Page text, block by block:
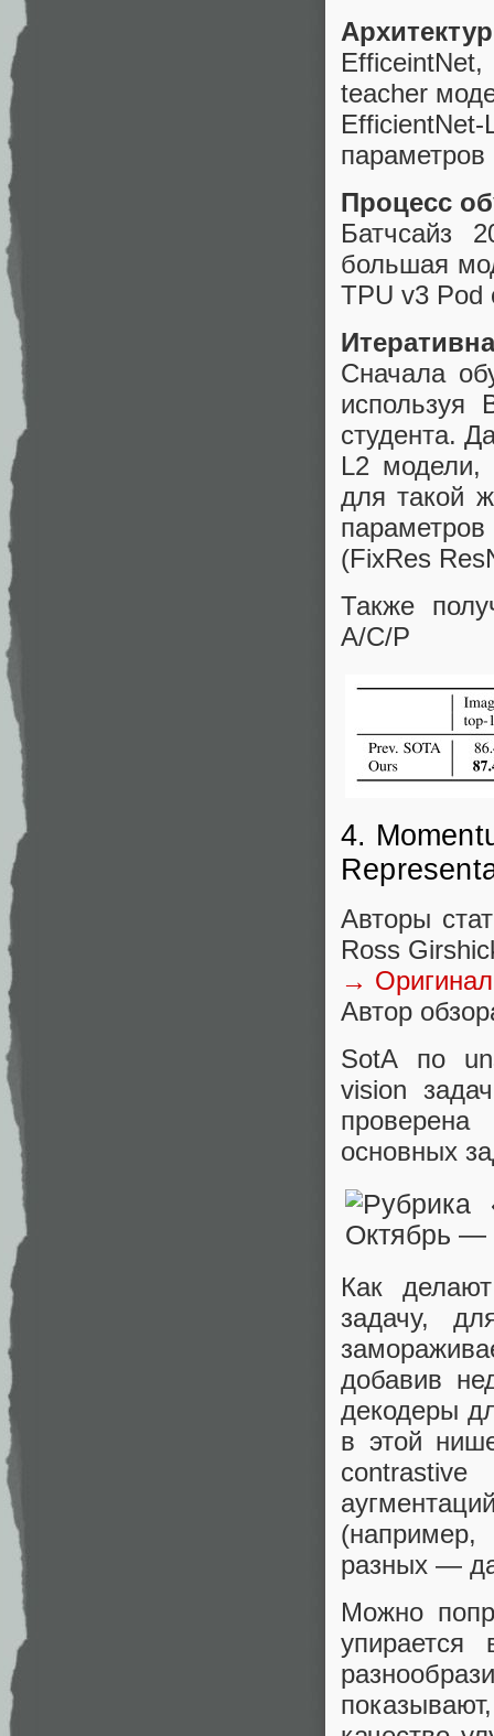
teacher
Процесс
Батчсайз
большая
TPU v3 Pod
Сначала
используя
студента.
L2 модели,
для такой
(FixRes
Также
A/C/P
4.
Авторы
Ross
→ Оригинал
Автор
SotA по
vision
основных
Как
задачу,
добавив
декодеры
в этой
разных —
Можно
упирается